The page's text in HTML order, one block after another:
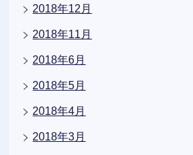
2018年12月
2018年11月
2018年6月
2018年5月
2018年4月
2018年3月